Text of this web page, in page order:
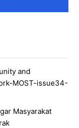
and
MOST-issue34-
Masyarakat